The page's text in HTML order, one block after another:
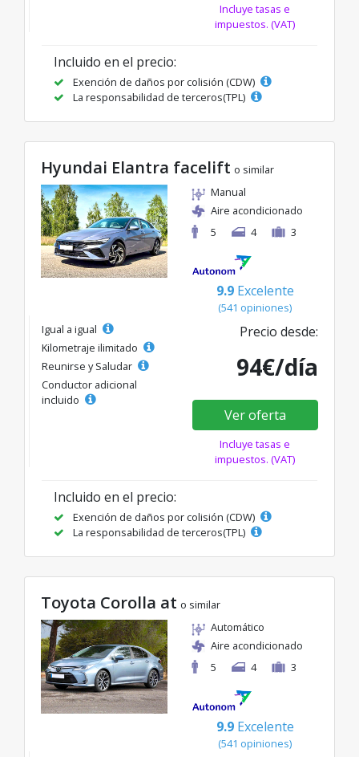
Incluye tasas e
impuestos. (VAT)
Incluido en el precio:
Exención de daños por colisión (CDW)
La responsabilidad de terceros(TPL)
Hyundai Elantra facelift o similar
Manual
Aire acondicionado
5
4 3
9.9 Excelente
(541 opiniones)
Igual a igual
Kilometraje ilimitado
Reunirse y Saludar
Conductor adicional
incluido
Precio desde:
94€/día
Ver oferta
Incluye tasas e
impuestos. (VAT)
Incluido en el precio:
Exención de daños por colisión (CDW)
La responsabilidad de terceros(TPL)
Toyota Corolla at o similar
Automático
Aire acondicionado
5
4 3
9.9 Excelente
(541 opiniones)